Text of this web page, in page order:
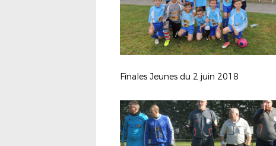
Finales Jeunes du 2 juin 2018